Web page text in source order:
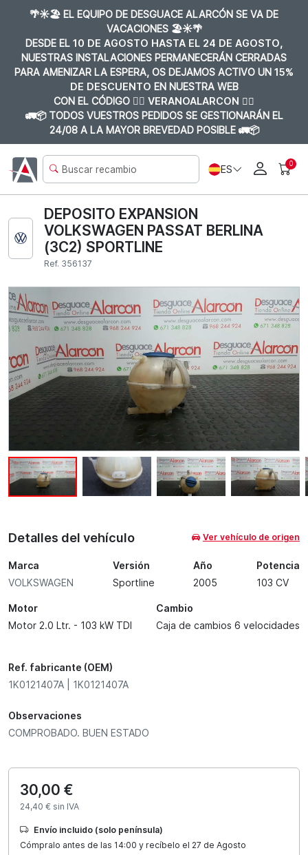
🌴☀️🏖️ EL EQUIPO DE DESGUACE ALARCÓN SE VA DE
VACACIONES 🏖️☀️🌴
DESDE EL 10 DE AGOSTO HASTA EL 24 DE AGOSTO,
NUESTRAS INSTALACIONES PERMANECERÁN CERRADAS
PARA AMENIZAR LA ESPERA, OS DEJAMOS ACTIVO UN 15%
DE DESCUENTO EN NUESTRA WEB
CON EL CÓDIGO 👉🏼 VERANOALARCON 👈🏼
🚛📦 TODOS VUESTROS PEDIDOS SE GESTIONARÁN EL
24/08 A LA MAYOR BREVEDAD POSIBLE 🚛📦
ES 0
DEPOSITO EXPANSION
VOLKSWAGEN PASSAT BERLINA
(3C2) SPORTLINE
Ref. 356137
Detalles del vehículo Ver vehículo de origen
Marca
VOLKSWAGEN
Versión
Sportline
Año
2005
Potencia
103 CV
Motor
Motor 2.0 Ltr. - 103 kW TDI
Cambio
Caja de cambios 6 velocidades
Ref. fabricante (OEM)
1K0121407A | 1K0121407A
Observaciones
COMPROBADO. BUEN ESTADO
30,00 €
24,40 € sin IVA
Envío incluido (solo península)
Cómpralo antes de las 14:00 y recíbelo el 27 de Agosto